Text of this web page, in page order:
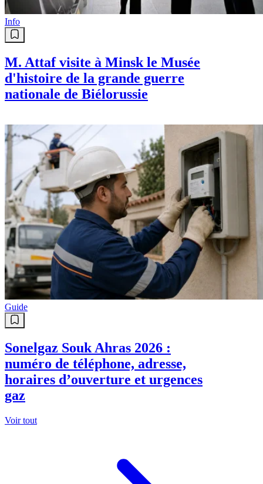
Info
M. Attaf visite à Minsk le Musée
d'histoire de la grande guerre
nationale de Biélorussie
Guide
Sonelgaz Souk Ahras 2026 :
numéro de téléphone, adresse,
horaires d’ouverture et urgences
gaz
Voir tout